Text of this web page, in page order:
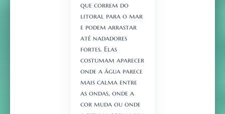
que correm do
litoral para o mar
e podem arrastar
até nadadores
fortes. Elas
costumam aparecer
onde a água parece
mais calma entre
as ondas, onde a
cor muda ou onde